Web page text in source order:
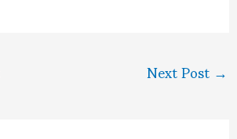
Next Post→